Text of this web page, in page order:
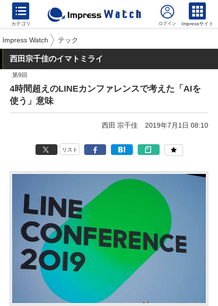
カテゴリ Impressサイト
Impress Watch テック
西田宗千佳のイマトミライ
第9回
4時間超えのLINEカンファレンスで考えた「AIを
使う」意味
西田 宗千佳 2019年7月1日 08:10
リスト